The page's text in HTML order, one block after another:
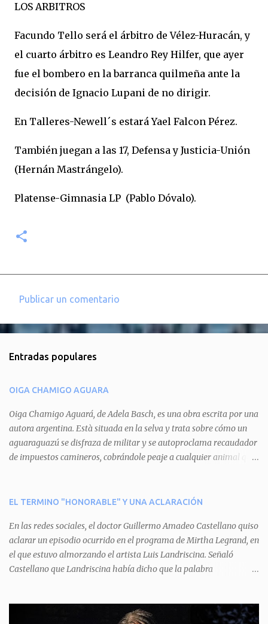
LOS ARBITROS
Facundo Tello será el árbitro de Vélez-Huracán, y
el cuarto árbitro es Leandro Rey Hilfer, que ayer
fue el bombero en la barranca quilmeña ante la
decisión de Ignacio Lupani de no dirigir.
En Talleres-Newell´s estará Yael Falcon Pérez.
También juegan a las 17, Defensa y Justicia-Unión
(Hernán Mastrángelo).
Platense-Gimnasia LP (Pablo Dóvalo).
o
e
t
a
r
i
o
Publicar un comentario
Entradas populares
OIGA CHAMIGO AGUARA
Oiga Chamigo Aguará, de Adela Basch, es una obra escrita por una
autora argentina. Està situada en la selva y trata sobre cómo un
aguaraguazú se disfraza de militar y se autoproclama recaudador
de impuestos camineros, cobrándole peaje a cualquier animal que
aguará le provoca. De igual manera pasa con Tatú, el armadillo.
del aguará y pasa sin pagar. Por último, Tui, la cotorra, deja
expuesta la mentira del aguará y arenga a los otros tres
personajes a unirse para enfrentarlo. Finalmente, terminan por
quitarle el disfraz de militar, y el aguará huye despavorido al verse
una propuesta muy divertida con canciones en vivo, máscaras, una
EL TERMINO "HONORABLE" Y UNA ACLARACIÓN
En las redes sociales, el doctor Guillermo Amadeo Castellano quiso
aclarar un episodio ocurrido en el programa de Mirtha Legrand, en
el que estuvo almorzando el artista Luis Landriscina. Señaló
Castellano que Landriscina había dicho que la palabra
servicio a la patria y debía ser sin remuneración". Agrega el letrado